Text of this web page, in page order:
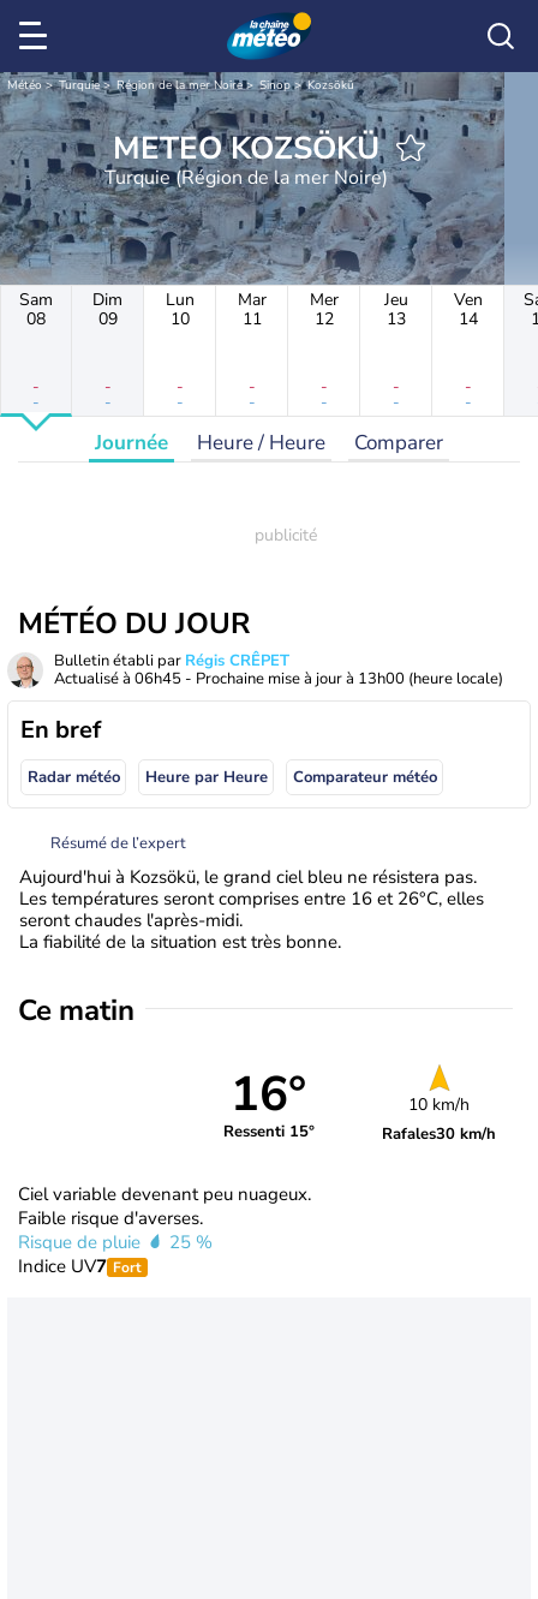
Météo Turquie Région de la mer Noire Sinop Kozsökü
METEO KOZSÖKÜ
Turquie (Région de la mer Noire)
Sam
08
-
-
Dim
09
-
-
Lun
10
-
-
Mar
11
-
-
Mer
12
-
-
Jeu
13
-
-
Ven
14
-
-
Journée Heure / Heure Comparer
MÉTÉO DU JOUR
Bulletin établi par Régis CRÊPET
Actualisé à 06h45 - Prochaine mise à jour à 13h00 (heure locale)
En bref
Radar météo Heure par Heure Comparateur météo
Résumé de l’expert
Aujourd'hui à Kozsökü, le grand ciel bleu ne résistera pas.
Les températures seront comprises entre 16 et 26°C, elles
seront chaudes l'après-midi.
La fiabilité de la situation est très bonne.
Ce matin
16°
Ressenti 15°
10 km/h
Rafales30 km/h
Ciel variable devenant peu nuageux.
Faible risque d'averses.
Risque de pluie
25 %
Indice UV7 Fort